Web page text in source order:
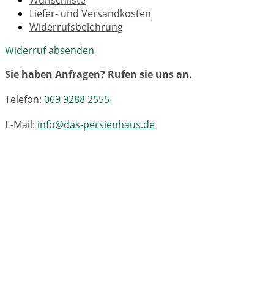
Liefer- und Versandkosten
Widerrufsbelehrung
Widerruf absenden
Sie haben Anfragen? Rufen sie uns an.
Telefon: 069 9288 2555
E-Mail: info@das-persienhaus.de